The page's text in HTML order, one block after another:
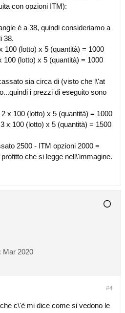
con opzioni ITM):
è a 38, quindi consideriamo a
38.
100 (lotto) x 5 (quantità) = 1000
100 (lotto) x 5 (quantità) = 1000
sia circa di (visto che l\'at
i prezzi di eseguito sono
x 100 (lotto) x 5 (quantità) = 1000
x 100 (lotto) x 5 (quantità) = 1500
2500 - ITM opzioni 2000 =
che si legge nell\'immagine.
Mar 2020
#4
c\'è mi dice come si vedono le